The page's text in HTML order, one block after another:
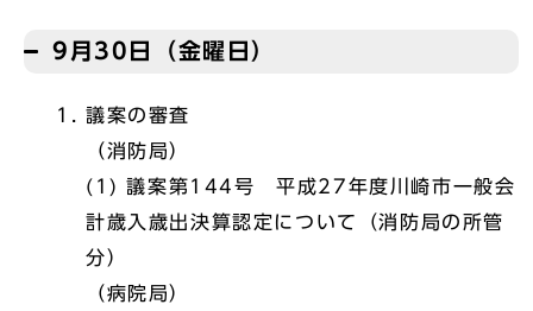
9月30日（金曜日）
議案の審査
（消防局）
(1) 議案第144号 平成27年度川崎市一般会
計歳入歳出決算認定について（消防局の所管
分）
（病院局）